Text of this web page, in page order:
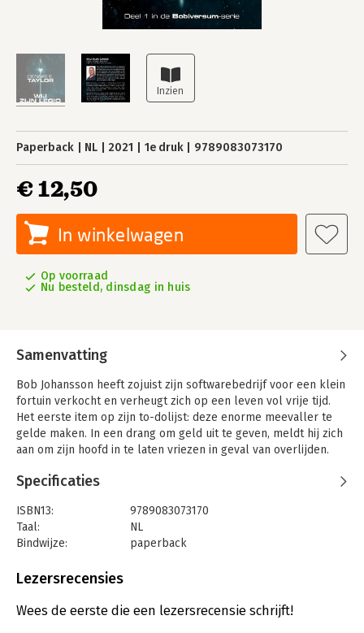
Paperback NL 2021 1e druk 9789083073170
€ 12,50
In winkelwagen
Op voorraad
Nu besteld, dinsdag in huis
Samenvatting
Bob Johansson heeft zojuist zijn softwarebedrijf voor een klein
fortuin verkocht en verheugt zich op een leven vol vrije tijd.
Het eerste item op zijn to-dolijst: deze enorme meevaller te
gelde maken. In een drang om geld uit te geven, meldt hij zich
aan om zijn hoofd in te laten vriezen in geval van overlijden.
Als Bob 117 jaar later wakker wordt, ontdekt hij dat zijn brein is
geüpload naar computer-hardware en maakt hij kans om de KI
te worden in een interstellaire Von Neumann-sonde. Maar
daarmee is hij ook een doelwit voor andere machtsblokken op
topsnelheid weg koersend van de aarde. Dat denkt hij
Bob en zijn klonen gaan op een missie om bewoonbare
Specificaties
ISBN13:
9789083073170
Taal:
NL
Bindwijze:
paperback
Uitgever:
Verschijningsdatum:
1-12-2021
Lezersrecensies
Wees de eerste die een lezersrecensie schrijft!